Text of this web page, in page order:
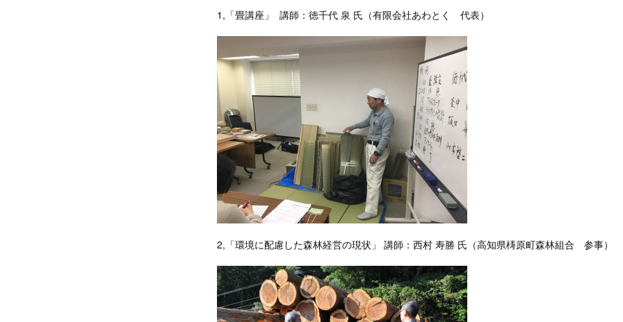
1,「畳講座」 講師：徳千代 泉 氏（有限会社あわとく 代表）
2,「環境に配慮した森林経営の現状」 講師：西村 寿勝 氏（高知県梼原町森林組合 参事）